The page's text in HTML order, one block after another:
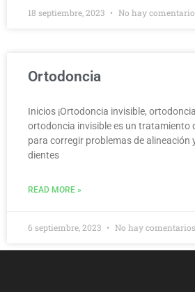
18 septiembre, 2023 No hay
Ortodoncia
Inicios ¡Ortodoncia invisible,
ortodoncia invisible es un tratamiento
para corregir problemas de alineación
dientes
READ MORE »
6 septiembre, 2023 No hay comentarios